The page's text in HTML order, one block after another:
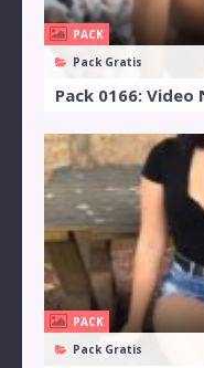
PACK
Pack Gratis
Pack 0166: Video
PACK
Pack Gratis